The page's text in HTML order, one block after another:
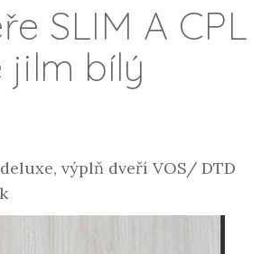
SLIM A CPL
jilm bílý
výplň dveří VOS/ DTD